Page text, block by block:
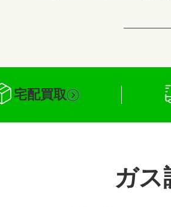
宅配買取
ガス